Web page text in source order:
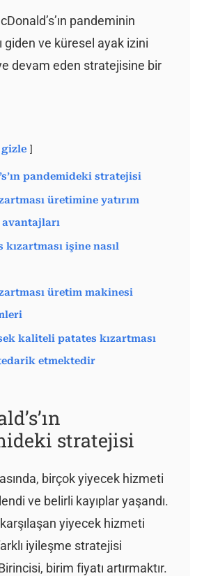
pandeminin
giden ve küresel ayak izini
devam eden stratejisine bir
gizle
pandemideki stratejisi
üretimine yatırım
avantajları
kızartması işine nasıl
üretim makinesi
kaliteli patates kızartması
etmektedir
stratejisi
birçok yiyecek hizmeti
ve belirli kayıplar yaşandı.
yiyecek hizmeti
iyileşme stratejisi
birim fiyatı artırmaktır.